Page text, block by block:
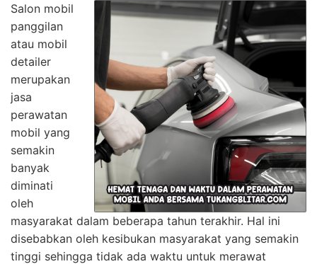
Salon mobil
panggilan
atau mobil
detailer
merupakan
jasa
perawatan
mobil yang
semakin
banyak
diminati
oleh
masyarakat dalam beberapa tahun terakhir. Hal ini
disebabkan oleh kesibukan masyarakat yang semakin
tinggi sehingga tidak ada waktu untuk merawat